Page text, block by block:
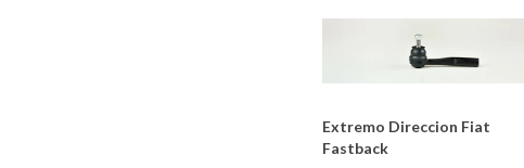
Extremo Direccion Fiat
Fastback